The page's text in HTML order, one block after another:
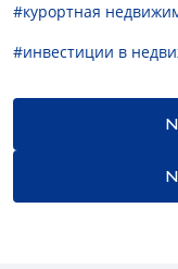
#курортная
#инвестиции в